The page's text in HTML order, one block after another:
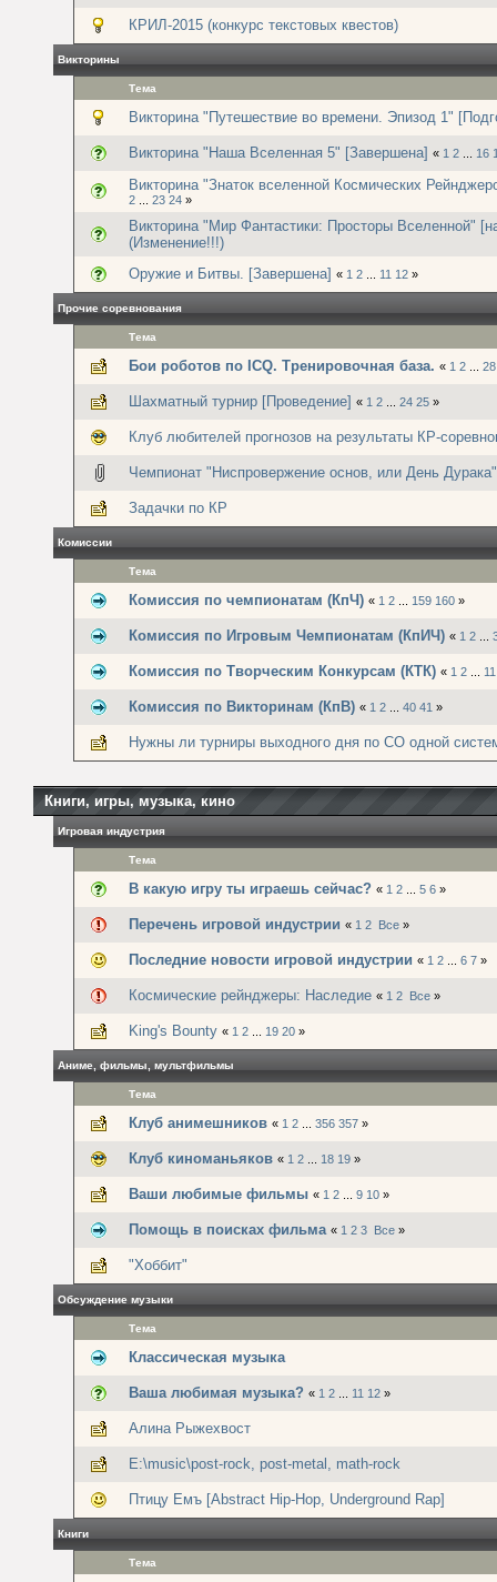
КРИЛ-2015 (конкурс текстовых квестов)
Викторины
Тема
Викторина "Путешествие во времени. Эпизод 1"
Викторина "Наша Вселенная 5" [Завершена] « 1 2 16
Викторина "Знаток вселенной Космических
2 23 24 »
Викторина "Мир Фантастики: Просторы Вселенной"
(Изменение!!!)
Оружие и Битвы. [Завершена] « 1 2 11 12 »
Прочие соревнования
Тема
Бои роботов по ICQ. Тренировочная база. « 1 2 28
Шахматный турнир [Проведение] « 1 2 24 25 »
Клуб любителей прогнозов на результаты КР-
Чемпионат "Ниспровержение основ, или День
Задачки по КР
Комиссии
Тема
Комиссия по чемпионатам (КпЧ) « 1 2 159 160 »
Комиссия по Игровым Чемпионатам (КпИЧ) « 1 2
Комиссия по Творческим Конкурсам (КТК) « 1 2 11
Комиссия по Викторинам (КпВ) « 1 2 40 41 »
Нужны ли турниры выходного дня по СО одной
Книги, игры, музыка, кино
Игровая индустрия
Тема
В какую игру ты играешь сейчас? « 1 2 5 6 »
Перечень игровой индустрии « 1 2 Все »
Последние новости игровой индустрии « 1 2 6 7 »
Космические рейнджеры: Наследие « 1 2 Все »
King's Bounty « 1 2 19 20 »
Аниме, фильмы, мультфильмы
Тема
Клуб анимешников « 1 2 356 357 »
Клуб киноманьяков « 1 2 18 19 »
Ваши любимые фильмы « 1 2 9 10 »
Помощь в поисках фильма « 1 2 3 Все »
"Хоббит"
Обсуждение музыки
Тема
Классическая музыка
Ваша любимая музыка? « 1 2 11 12 »
Алина Рыжехвост
E:\music\post-rock, post-metal, math-rock
Птицу Емъ [Abstract Hip-Hop, Underground Rap]
Книги
Тема